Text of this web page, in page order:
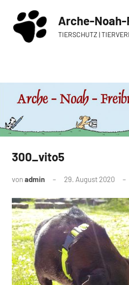
Inhalt
springen
Arche-
TIERSCHUTZ |
300_vito5
von admin 29. August 2020